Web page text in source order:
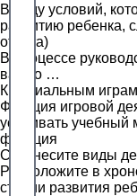
В ряду условий,
развитию ребенка,
ответа)
В процессе
важно …
К социальным
Функция игровой
усваивать учебный
функция
Соотнесите виды
Расположите в
стадии развития